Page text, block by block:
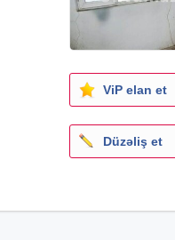
ViP elan et
Düzəliş et